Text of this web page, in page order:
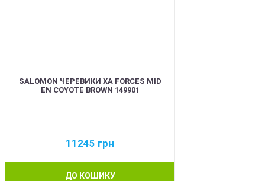
SALOMON ЧЕРЕВИКИ XA FORCES MID
EN COYOTE BROWN 149901
11245 грн
ДО КОШИКУ